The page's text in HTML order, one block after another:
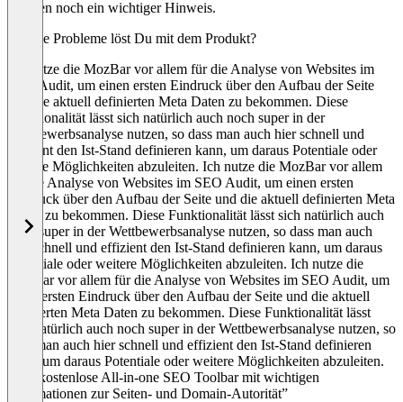
anderen noch ein wichtiger Hinweis.
Welche Probleme löst Du mit dem Produkt?
Ich nutze die MozBar vor allem für die Analyse von Websites im
SEO Audit, um einen ersten Eindruck über den Aufbau der Seite
und die aktuell definierten Meta Daten zu bekommen. Diese
Funktionalität lässt sich natürlich auch noch super in der
Wettbewerbsanalyse nutzen, so dass man auch hier schnell und
effizient den Ist-Stand definieren kann, um daraus Potentiale oder
weitere Möglichkeiten abzuleiten. Ich nutze die MozBar vor allem
für die Analyse von Websites im SEO Audit, um einen ersten
Eindruck über den Aufbau der Seite und die aktuell definierten Meta
Daten zu bekommen. Diese Funktionalität lässt sich natürlich auch
noch super in der Wettbewerbsanalyse nutzen, so dass man auch
hier schnell und effizient den Ist-Stand definieren kann, um daraus
Potentiale oder weitere Möglichkeiten abzuleiten. Ich nutze die
MozBar vor allem für die Analyse von Websites im SEO Audit, um
einen ersten Eindruck über den Aufbau der Seite und die aktuell
definierten Meta Daten zu bekommen. Diese Funktionalität lässt
sich natürlich auch noch super in der Wettbewerbsanalyse nutzen, so
dass man auch hier schnell und effizient den Ist-Stand definieren
kann, um daraus Potentiale oder weitere Möglichkeiten abzuleiten.
“Der kostenlose All-in-one SEO Toolbar mit wichtigen
Informationen zur Seiten- und Domain-Autorität”